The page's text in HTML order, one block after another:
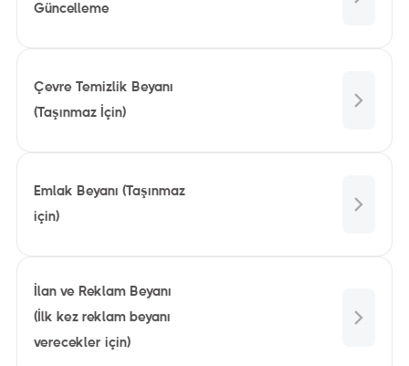
Güncelleme
Çevre Temizlik Beyanı
(Taşınmaz İçin)
Emlak Beyanı (Taşınmaz
için)
İlan ve Reklam Beyanı
(İlk kez reklam beyanı
verecekler için)